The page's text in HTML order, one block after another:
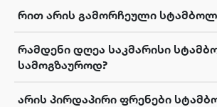
რით არის გამორჩეული
რამდენი დღეა საკმარისი
სამოგზაუროდ?
არის პირდაპირი ფრენები